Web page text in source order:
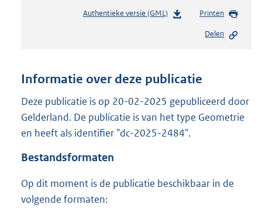
Authentieke versie (GML)b
n
s
r
o
e
Printen
Delen
Informatie over deze publicatie
Deze publicatie is op 20-02-2025 gepubliceerd door
Gelderland. De publicatie is van het type Geometrie
en heeft als identifier "dc-2025-2484".
Bestandsformaten
Op dit moment is de publicatie beschikbaar in de
volgende formaten: